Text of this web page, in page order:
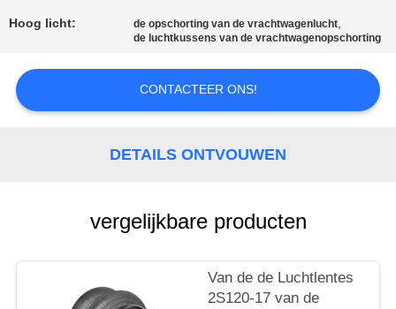
NIEUWS
OFFERTE
AANVRAGEN
PRIVACY
BELEID
Hoog licht: de opschorting van de vrachtwagenlucht,
de luchtkussens van de vrachtwagenopschorting
CONTACTEER ONS!
DETAILS ONTVOUWEN
vergelijkbare producten
Van de de Luchtlentes
2S120-17 van de